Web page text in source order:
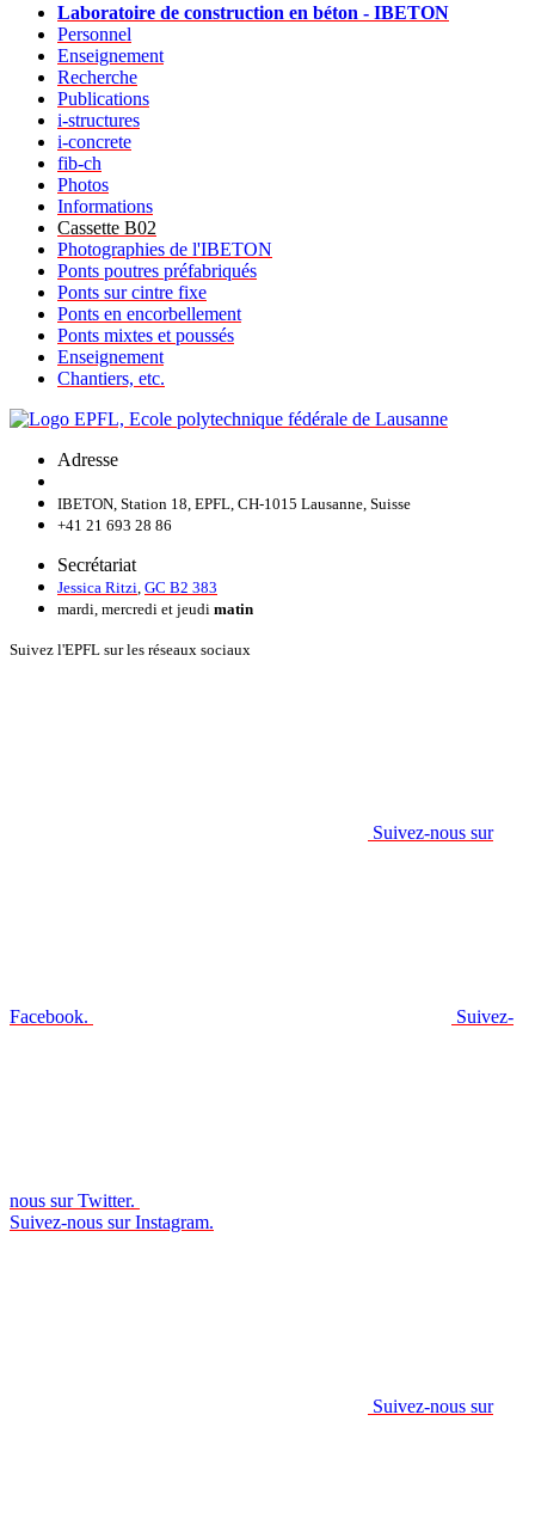
Laboratoire de construction en béton - IBETON
Personnel
Enseignement
Recherche
Publications
i-structures
i-concrete
fib-ch
Photos
Informations
Cassette B02
Photographies de l'IBETON
Ponts poutres préfabriqués
Ponts sur cintre fixe
Ponts en encorbellement
Ponts mixtes et poussés
Enseignement
Chantiers, etc.
Adresse
IBETON, Station 18, EPFL, CH-1015 Lausanne, Suisse
+41 21 693 28 86
Secrétariat
Jessica Ritzi GC B2 383
mardi, mercredi et jeudi matin
Suivez l'EPFL sur les réseaux sociaux
Suivez-nous sur
Facebook. Suivez-
nous sur Twitter.
Suivez-nous sur Instagram.
Suivez-nous sur